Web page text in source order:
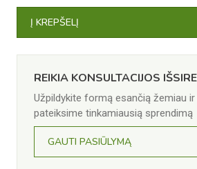
KEITIKLIS
CHINT
CPS
T1/EU
Į KREPŠELĮ
REIKIA KONSULTACIJOS
Užpildykite formą esančią žemiau
pateiksime tinkamiausią sprendimą
GAUTI PASIŪLYMĄ